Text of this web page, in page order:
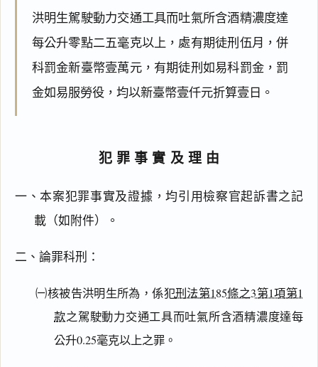
洪明生駕駛動力交通工具而吐氣所含酒精濃度達
每公升零點二五毫克以上，處有期徒刑伍月，併
科罰金新臺幣壹萬元，有期徒刑如易科罰金，罰
金如易服勞役，均以新臺幣壹仟元折算壹日。
犯罪事實及理由
一、本案犯罪事實及證據，均引用檢察官起訴書之記
載（如附件）。
二、論罪科刑：
㈠核被告洪明生所為，係犯刑法第185條之3第1項第1
款之駕駛動力交通工具而吐氣所含酒精濃度達每
公升0.25毫克以上之罪。